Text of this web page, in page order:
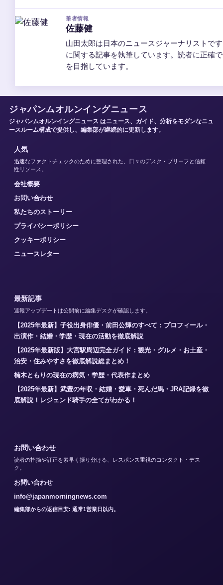
筆者情報
佐藤健
山田太郎は日本のニュースジャーナリストで
に関する記事を執筆しています。読者に正確
を目指しています。
ジャパンムオルンイングニュース
ジャパンムオルンイングニュース はニュース、ガイド、分析をモダンなニュ
ースルーム構成で提供し、編集部が継続的に更新します。
人気
迅速なファクトチェックのために整理された、日々のデスク・ブリーフと信頼
性リソース。
会社概要
お問い合わせ
私たちのストーリー
プライバシーポリシー
クッキーポリシー
ニュースレター
最新記事
速報アップデートは公開前に編集デスクが確認します。
【2025年最新】子役出身俳優・前田公輝のすべて：プロフィール・
出演作・結婚・学歴・現在の活動を徹底解説
【2025年最新版】大宮駅周辺完全ガイド：観光・グルメ・お土産・
治安・住みやすさを徹底解説総まとめ！
楠木ともりの現在の病気・学歴・代表作まとめ
【2025年最新】武豊の年収・結婚・愛車・死んだ馬・JRA記録を徹
底解説！レジェンド騎手の全てがわかる！
お問い合わせ
読者の指摘や訂正を素早く振り分ける、レスポンス重視のコンタクト・デス
ク。
お問い合わせ
info@japanmorningnews.com
編集部からの返信目安: 通常1営業日以内。